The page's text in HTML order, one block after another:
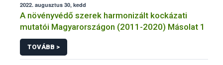
2022. augusztus 30, kedd
A növényvédő szerek harmonizált kockázati
mutatói Magyarországon (2011-2020) Másolat 1
TOVÁBB >